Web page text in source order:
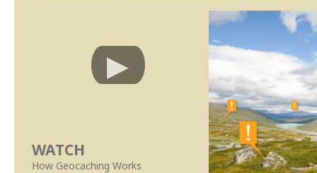
WATCH
How Geocaching Works